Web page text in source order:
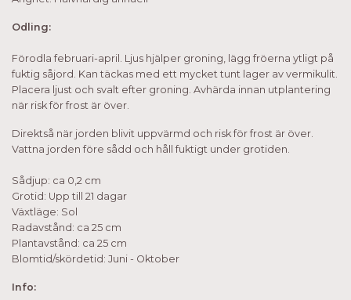
Odling:
Förodla februari-april. Ljus hjälper groning, lägg fröerna ytligt på
fuktig såjord. Kan täckas med ett mycket tunt lager av vermikulit.
Placera ljust och svalt efter groning. Avhärda innan utplantering
när risk för frost är över.
Direktså när jorden blivit uppvärmd och risk för frost är över.
Vattna jorden före sådd och håll fuktigt under grotiden.
Sådjup: ca 0,2 cm
Grotid: Upp till 21 dagar
Växtläge: Sol
Radavstånd: ca 25 cm
Plantavstånd: ca 25 cm
Blomtid/skördetid: Juni - Oktober
Info: